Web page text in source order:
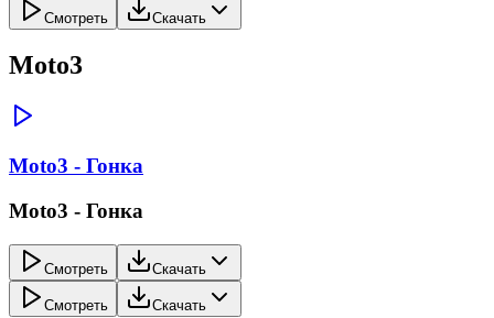
Смотреть Скачать
Moto3
Moto3 - Гонка
Moto3 - Гонка
Смотреть Скачать
Смотреть Скачать